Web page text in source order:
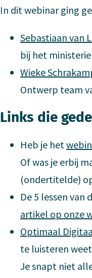
In dit webinar ging
Sebastiaan van
bij het ministerie
Wieke
Ontwerp team
Links die
Heb je het
Of was je erbij
(ondertitelde)
De 5 lessen
artikel op onze
Optimaal
te luisteren
Je snapt niet